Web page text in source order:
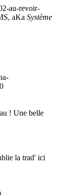
au-revoir-
aKa Système
! Une belle
la trad' ici